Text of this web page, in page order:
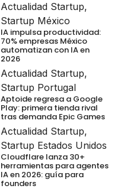
Actualidad Startup,
Startup México
IA impulsa productividad:
70% empresas México
automatizan con IA en
2026
Actualidad Startup,
Startup Portugal
Aptoide regresa a Google
Play: primera tienda rival
tras demanda Epic Games
Actualidad Startup,
Startup Estados Unidos
Cloudflare lanza 30+
herramientas para agentes
IA en 2026: guía para
founders